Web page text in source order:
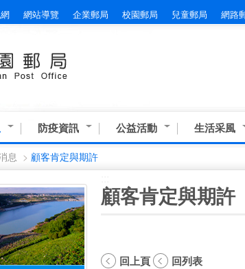
網站導覽 企業郵局 校園郵局 兒童郵局 網路
防疫資訊 公益活動 生活采風
息 > 顧客肯定與期許
顧客肯定與期許
回上頁 回列表